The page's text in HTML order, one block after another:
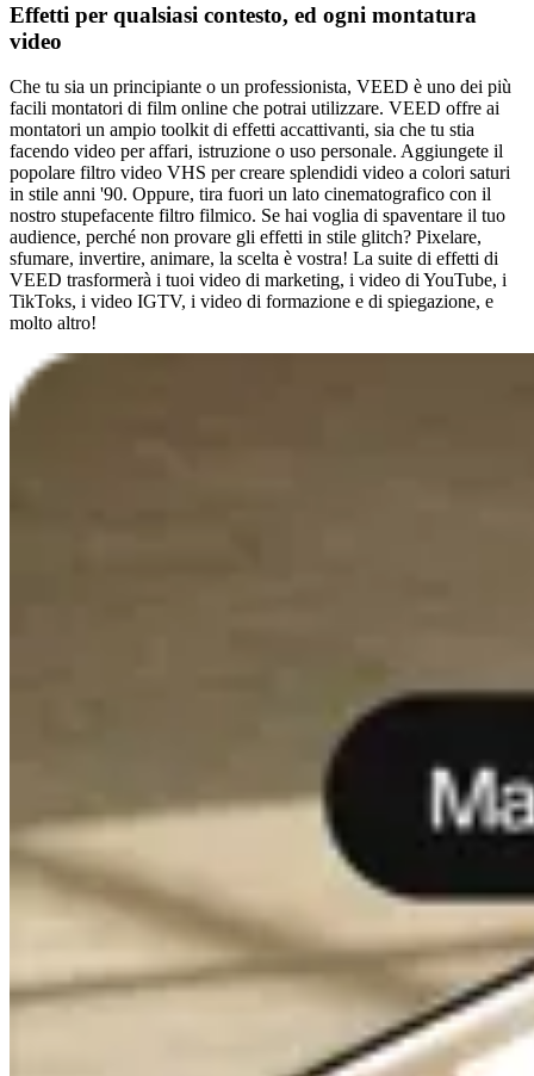
Effetti per qualsiasi contesto, ed ogni montatura
video
Che tu sia un principiante o un professionista, VEED è uno dei più
facili montatori di film online che potrai utilizzare. VEED offre ai
montatori un ampio toolkit di effetti accattivanti, sia che tu stia
facendo video per affari, istruzione o uso personale. Aggiungete il
popolare filtro video VHS per creare splendidi video a colori saturi
in stile anni '90. Oppure, tira fuori un lato cinematografico con il
nostro stupefacente filtro filmico. Se hai voglia di spaventare il tuo
audience, perché non provare gli effetti in stile glitch? Pixelare,
sfumare, invertire, animare, la scelta è vostra! La suite di effetti di
VEED trasformerà i tuoi video di marketing, i video di YouTube, i
TikToks, i video IGTV, i video di formazione e di spiegazione, e
molto altro!